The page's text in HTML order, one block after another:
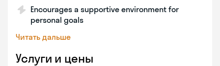
Encourages a supportive environment for
personal goals
Читать дальше
Услуги и цены